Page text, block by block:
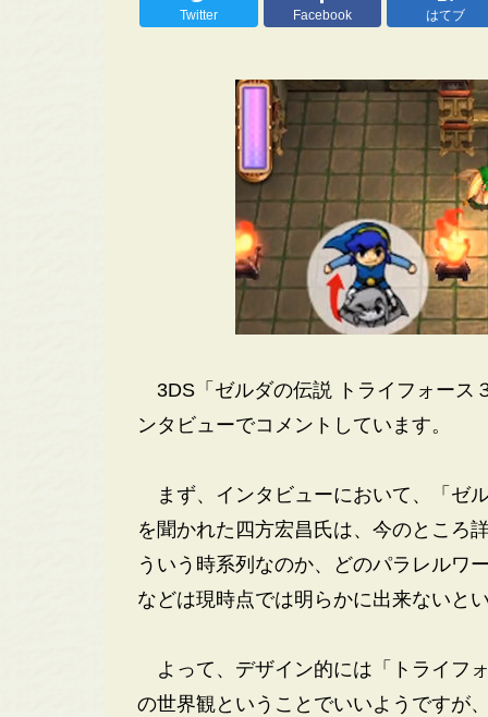
Twitter Facebook はてブ
3DS「ゼルダの伝説 トライフォース
ンタビューでコメントしています。
まず、インタビューにおいて、「ゼ
を聞かれた四方宏昌氏は、今のところ
ういう時系列なのか、どのパラレルワ
などは現時点では明らかに出来ないと
よって、デザイン的には「トライフ
の世界観ということでいいようですが